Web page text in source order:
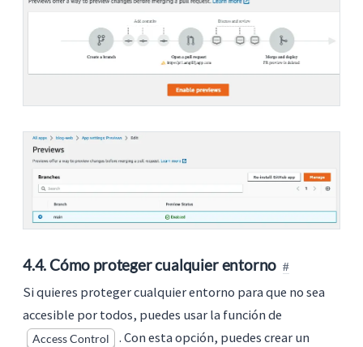
4.4. Cómo proteger cualquier entorno
Si quieres proteger cualquier entorno para que no sea
accesible por todos, puedes usar la función de
Access Control
. Con esta opción, puedes crear un